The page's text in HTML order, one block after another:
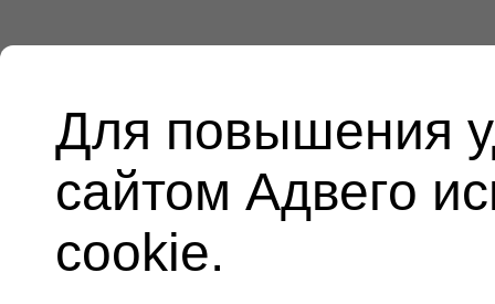
Для повышения
сайтом Адвего
cookie.